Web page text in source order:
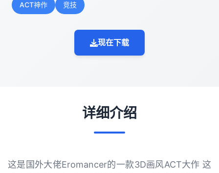
ACT神作 竞技
现在下载
详细介绍
这是国外大佬Eromancer的一款3D画风ACT大作 这